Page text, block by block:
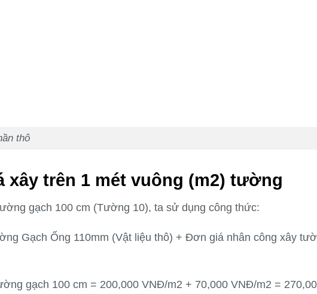
thô
xây trên 1 mét vuông (m2) tường
gạch 100 cm (Tường 10), ta sử dụng công thức:
Gạch Ống 110mm (Vật liệu thô) + Đơn giá nhân công xây
gạch 100 cm = 200,000 VNĐ/m2 + 70,000 VNĐ/m2 =